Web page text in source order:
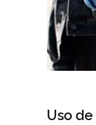
Uso